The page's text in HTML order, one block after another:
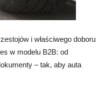
i właściwego doboru
w modelu B2B: od
– tak, aby auta